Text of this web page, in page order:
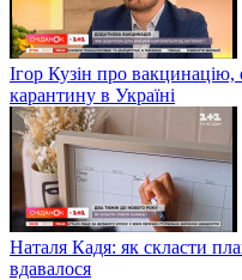
Ігор Кузін про
карантину в Україні
Наталя Кадя: як скласти
вдавалося